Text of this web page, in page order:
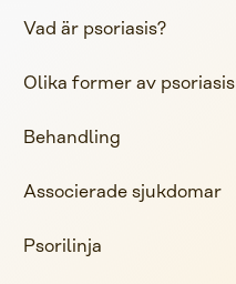
Vad är psoriasis?
Olika former av psoriasis
Behandling
Associerade sjukdomar
Psorilinja